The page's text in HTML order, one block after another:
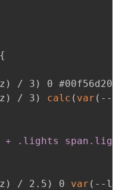
{
) / 3 ) 0 #00f56d20
) / 3 ) calc ( var ( --sz
+ .lights
) / 2.5 ) 0 var ( --lg